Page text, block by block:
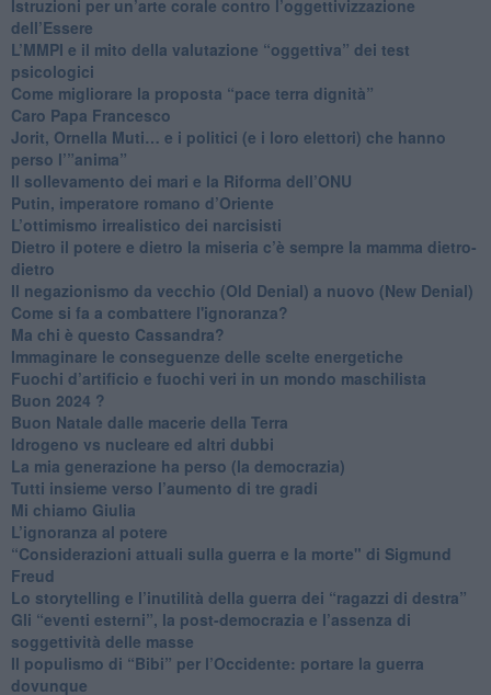
Istruzioni per un’arte corale contro l’oggettivizzazione
dell’Essere
​L’MMPI e il mito della valutazione “oggettiva” dei test
psicologici
Come migliorare la proposta “pace terra dignità”
Caro Papa Francesco
​Jorit, Ornella Muti… e i politici (e i loro elettori) che hanno
perso l’”anima”
​Il sollevamento dei mari e la Riforma dell’ONU
Putin, imperatore romano d’Oriente
​L’ottimismo irrealistico dei narcisisti
​Dietro il potere e dietro la miseria c’è sempre la mamma dietro-
dietro
Il negazionismo da vecchio (Old Denial) a nuovo (New Denial)
Come si fa a combattere l'ignoranza?
Ma chi è questo Cassandra?
Immaginare le conseguenze delle scelte energetiche
​Fuochi d’artificio e fuochi veri in un mondo maschilista
Buon 2024 ?
​Buon Natale dalle macerie della Terra
​Idrogeno vs nucleare ed altri dubbi
​La mia generazione ha perso (la democrazia)
​Tutti insieme verso l’aumento di tre gradi
Mi chiamo Giulia
L’ignoranza al potere
​“Considerazioni attuali sulla guerra e la morte" di Sigmund
Freud
​Lo storytelling e l’inutilità della guerra dei “ragazzi di destra”
​Gli “eventi esterni”, la post-democrazia e l’assenza di
soggettività delle masse
​Il populismo di “Bibi” per l’Occidente: portare la guerra
dovunque